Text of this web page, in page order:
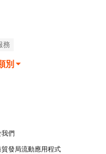
務
別
我們
貿發局流動應用程式